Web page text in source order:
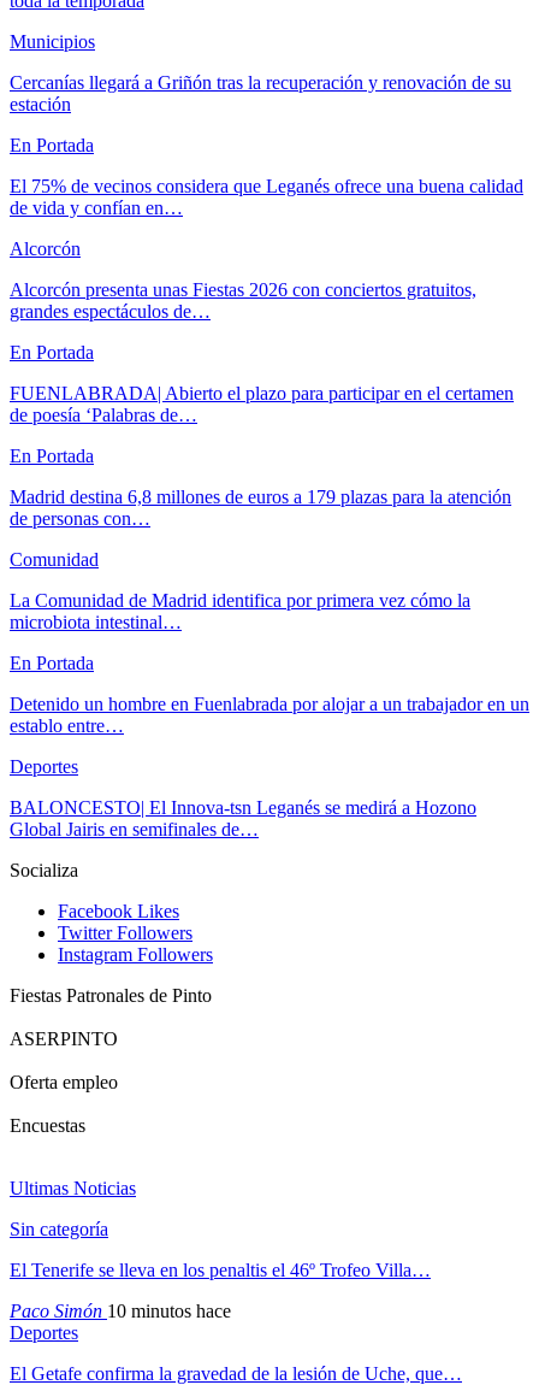
Municipios
Cercanías llegará a Griñón tras la recuperación y renovación de su
estación
En Portada
El 75% de vecinos considera que Leganés ofrece una buena calidad
de vida y confían en…
Alcorcón
Alcorcón presenta unas Fiestas 2026 con conciertos gratuitos,
grandes espectáculos de…
En Portada
FUENLABRADA| Abierto el plazo para participar en el certamen
de poesía ‘Palabras de…
En Portada
Madrid destina 6,8 millones de euros a 179 plazas para la atención
de personas con…
Comunidad
La Comunidad de Madrid identifica por primera vez cómo la
microbiota intestinal…
En Portada
Detenido un hombre en Fuenlabrada por alojar a un trabajador en un
establo entre…
Deportes
BALONCESTO| El Innova-tsn Leganés se medirá a Hozono
Global Jairis en semifinales de…
Socializa
Facebook Likes
Twitter Followers
Instagram Followers
Fiestas Patronales de Pinto
ASERPINTO
Oferta empleo
Encuestas
Ultimas Noticias
Sin categoría
El Tenerife se lleva en los penaltis el 46º Trofeo Villa…
Paco Simón 10 minutos hace
Deportes
El Getafe confirma la gravedad de la lesión de Uche, que…